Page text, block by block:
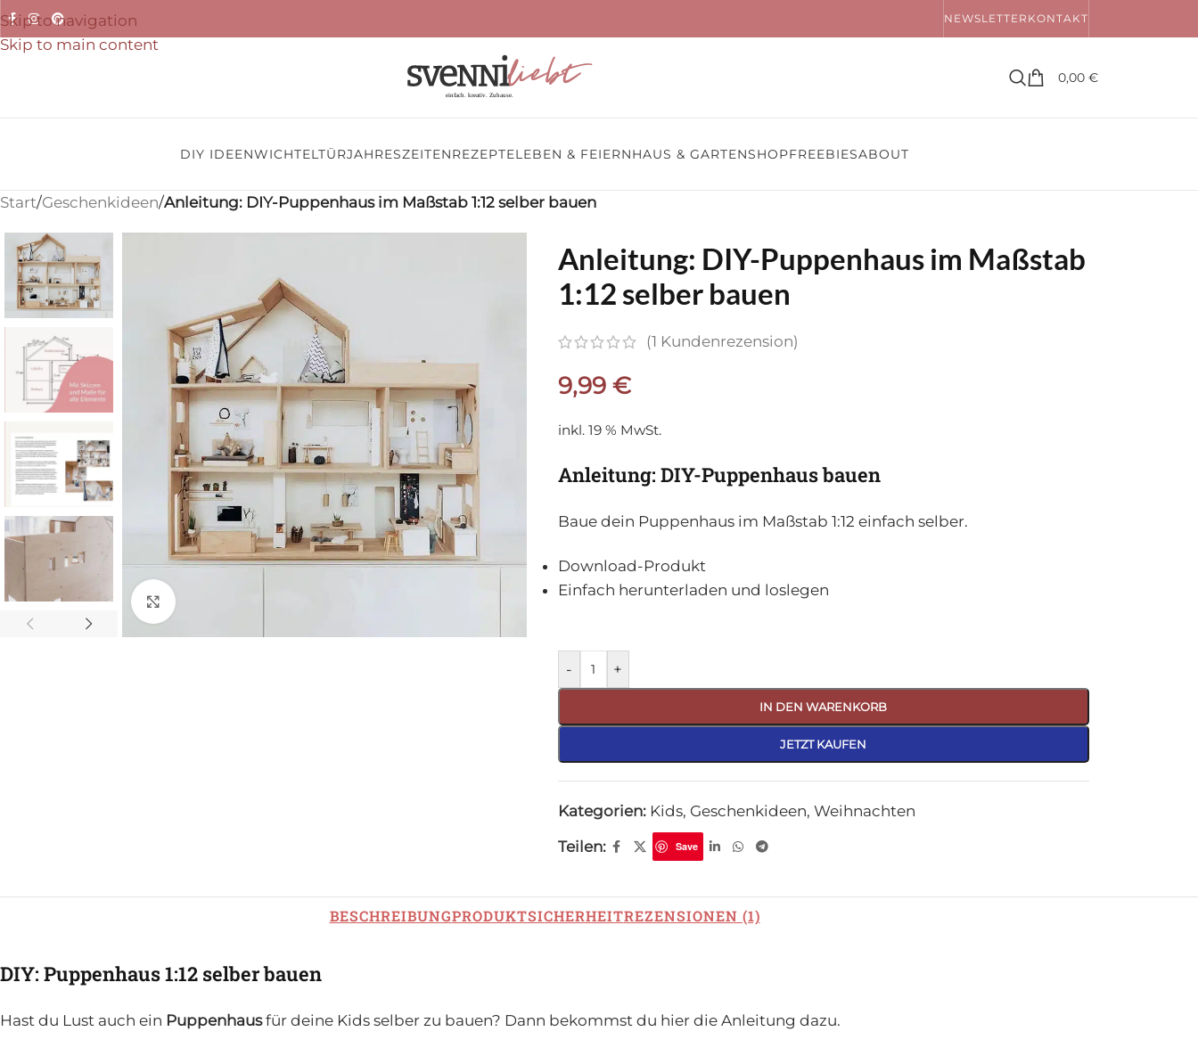
Skip to navigation
Skip to main content
NEWSLETTER KONTAKT
0,00 €
DIY IDEENWICHTELTÜRJAHRESZEITENREZEPTELEBEN & FEIERNHAUS & GARTENSHOPFREEBIESABOUT
Start/Geschenkideen/Anleitung: DIY-Puppenhaus im Maßstab 1:12 selber bauen
Anleitung: DIY-Puppenhaus im Maßstab
1:12 selber bauen
(1 Kundenrezension)
9,99 €
inkl. 19 % MwSt.
Anleitung: DIY-Puppenhaus bauen
Baue dein Puppenhaus im Maßstab 1:12 einfach selber.
Download-Produkt
Einfach herunterladen und loslegen
- +
IN DEN WARENKORB
JETZT KAUFEN
Kategorien: Kids, Geschenkideen, Weihnachten
Teilen:
Save
BESCHREIBUNGPRODUKTSICHERHEITREZENSIONEN (1)
DIY: Puppenhaus 1:12 selber bauen
Hast du Lust auch ein Puppenhausfür deine Kids selber zu bauen? Dann bekommst du hier die Anleitung dazu.